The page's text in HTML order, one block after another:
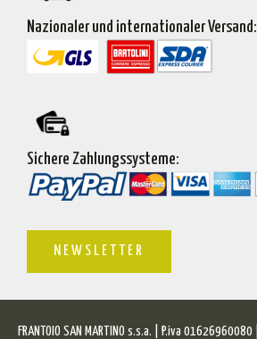
Nazionaler und internationaler Versand:
Sichere Zahlungssysteme:
NEWSLETTER
FRANTOIO SAN MARTINO s.s.a. | P.iva 01626960080 |